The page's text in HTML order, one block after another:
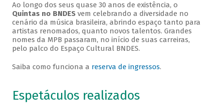
Ao longo dos seus quase 30 anos de existência, o
Quintas no BNDESvem celebrando a diversidade no
cenário da música brasileira, abrindo espaço tanto para
artistas renomados, quanto novos talentos. Grandes
nomes da MPB passaram, no início de suas carreiras,
pelo palco do Espaço Cultural BNDES.
Saiba como funciona a reserva de ingressos.
Espetáculos realizados